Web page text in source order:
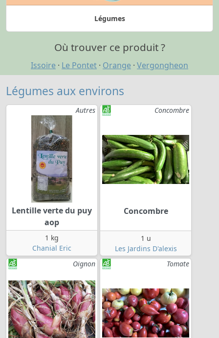
Légumes
Où trouver ce produit ?
Issoire · Le Pontet · Orange · Vergongheon
Légumes aux environs
Autres
Lentille verte du puy
aop
1 kg
Chanial Eric
Concombre
Concombre
1 u
Les Jardins D'alexis
Oignon
Tomate